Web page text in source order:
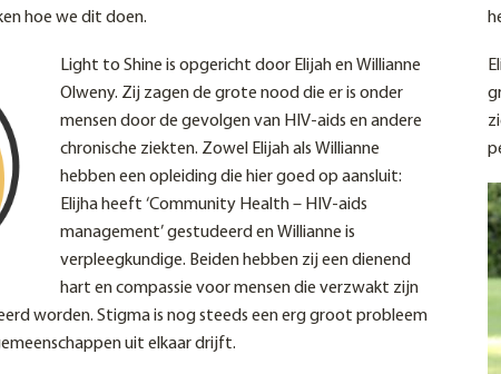
hoe we dit doen.
Light to Shine is opgericht door Elijah en Willianne
Olweny. Zij zagen de grote nood die er is onder
mensen door de gevolgen van HIV-aids en andere
chronische ziekten. Zowel Elijah als Willianne
hebben een opleiding die hier goed op aansluit:
Elijha heeft ‘Community Health – HIV-aids
management’ gestudeerd en Willianne is
verpleegkundige. Beiden hebben zij een dienend
hart en compassie voor mensen die verzwakt zijn
worden. Stigma is nog steeds een erg groot probleem
uit elkaar drijft.